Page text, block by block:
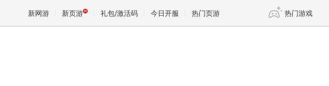
新网游 新页游 礼包/激活码 今日开服 热门页游 热门游戏